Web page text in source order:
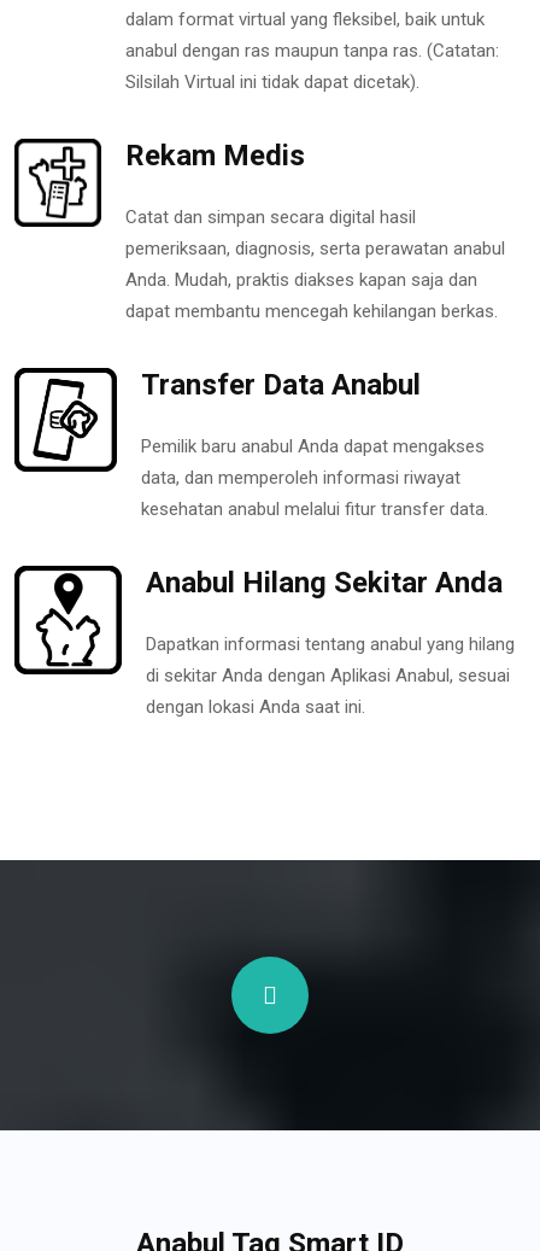
dalam format virtual yang fleksibel, baik untuk
anabul dengan ras maupun tanpa ras. (Catatan:
Silsilah Virtual ini tidak dapat dicetak).
Rekam Medis
Catat dan simpan secara digital hasil
pemeriksaan, diagnosis, serta perawatan anabul
Anda. Mudah, praktis diakses kapan saja dan
dapat membantu mencegah kehilangan berkas.
Transfer Data Anabul
Pemilik baru anabul Anda dapat mengakses
data, dan memperoleh informasi riwayat
kesehatan anabul melalui fitur transfer data.
Anabul Hilang Sekitar Anda
Dapatkan informasi tentang anabul yang hilang
di sekitar Anda dengan Aplikasi Anabul, sesuai
dengan lokasi Anda saat ini.
Anabul Tag Smart ID